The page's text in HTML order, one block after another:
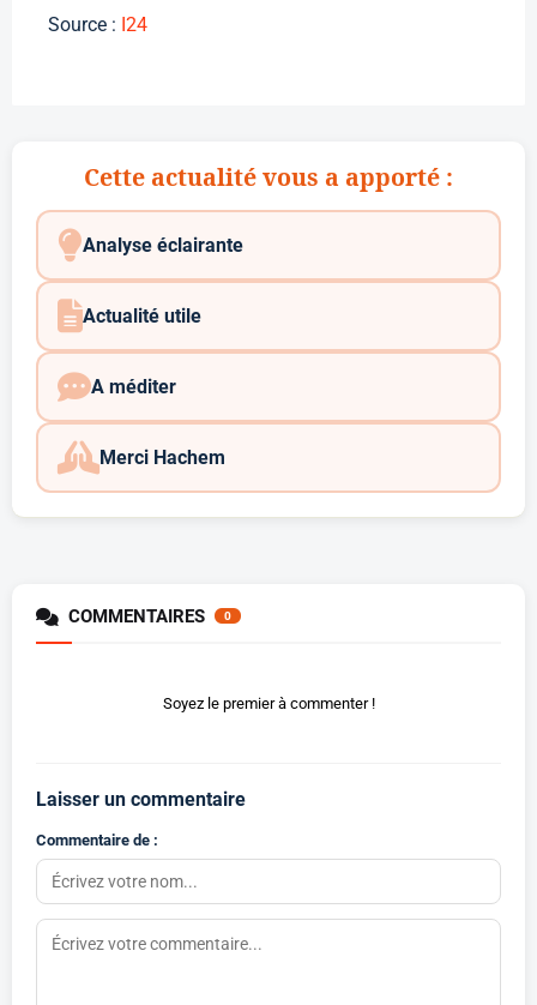
Source : I24
Cette actualité vous a apporté :
Analyse éclairante
Actualité utile
A méditer
Merci Hachem
COMMENTAIRES 0
Soyez le premier à commenter !
Laisser un commentaire
Commentaire de :